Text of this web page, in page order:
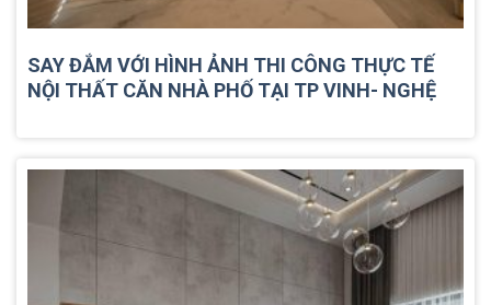
SAY ĐẮM VỚI HÌNH ẢNH THI CÔNG THỰC TẾ
NỘI THẤT CĂN NHÀ PHỐ TẠI TP VINH- NGHỆ